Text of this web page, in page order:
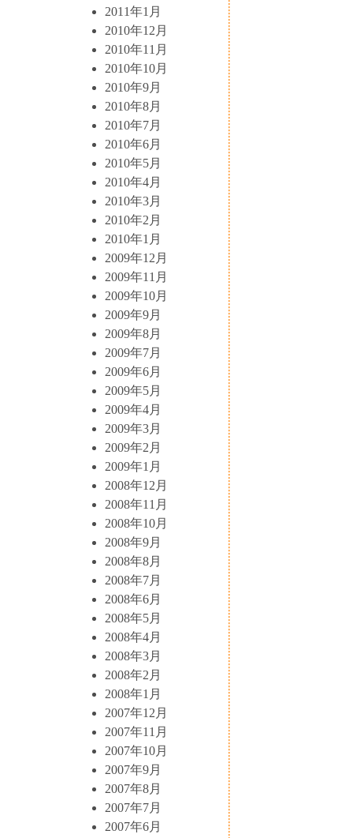
2011年1月
2010年12月
2010年11月
2010年10月
2010年9月
2010年8月
2010年7月
2010年6月
2010年5月
2010年4月
2010年3月
2010年2月
2010年1月
2009年12月
2009年11月
2009年10月
2009年9月
2009年8月
2009年7月
2009年6月
2009年5月
2009年4月
2009年3月
2009年2月
2009年1月
2008年12月
2008年11月
2008年10月
2008年9月
2008年8月
2008年7月
2008年6月
2008年5月
2008年4月
2008年3月
2008年2月
2008年1月
2007年12月
2007年11月
2007年10月
2007年9月
2007年8月
2007年7月
2007年6月